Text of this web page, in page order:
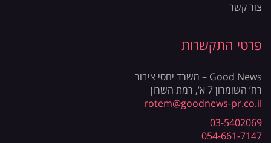
צור קשר
פרטי התקשרות
Good News – משרד יחסי ציבור
רח’ השומרון 7 א’, רמת השרון
rotem@goodnews-pr.co.il
03-5402069
054-661-7147